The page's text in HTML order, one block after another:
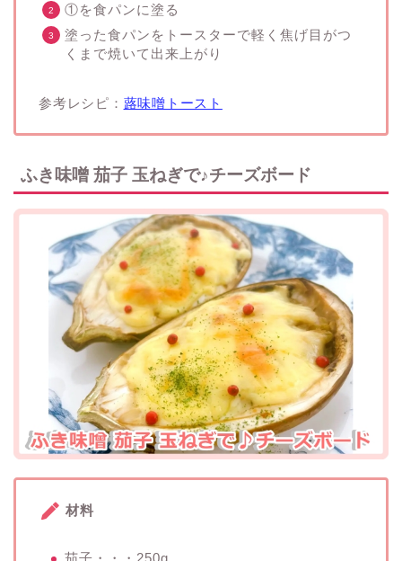
①を食パンに塗る
塗った食パンをトースターで軽く焦げ目がつ
くまで焼いて出来上がり
参考レシピ： 蕗味噌トースト
ふき味噌 茄子 玉ねぎで♪チーズボード
材料
茄子・・・250g